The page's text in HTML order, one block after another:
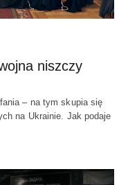
niszczy
– na tym skupia się
na Ukrainie. Jak podaje